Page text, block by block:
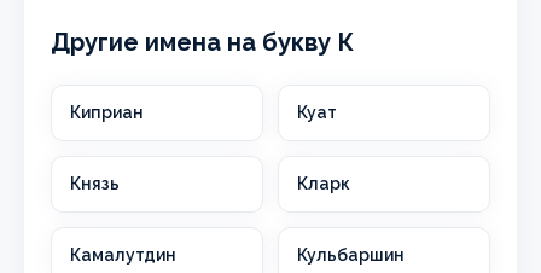
Другие имена на букву К
Киприан Куат
Князь Кларк
Камалутдин Кульбаршин